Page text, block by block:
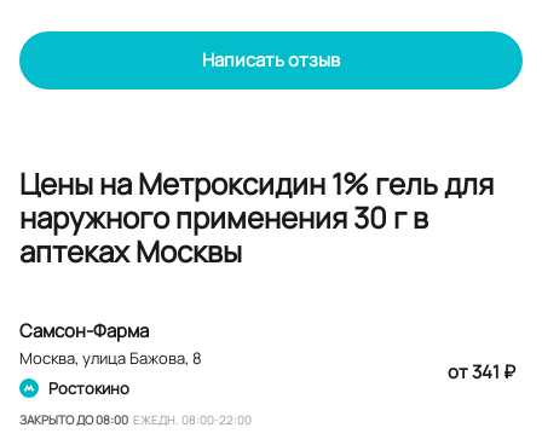
Написать отзыв
Цены на Метроксидин 1% гель для
наружного применения 30 г в
аптеках Москвы
Самсон-Фарма
Москва, улица Бажова, 8
Ростокино
ЗАКРЫТО ДО 08:00 ЕЖЕДН. 08:00-22:00
от 341 ₽